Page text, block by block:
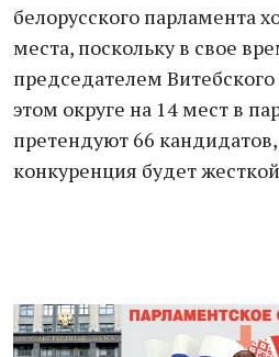
белорусского парламента
места, поскольку в свое
председателем
этом округе на 14 мест в
претендуют 66
конкуренция будет